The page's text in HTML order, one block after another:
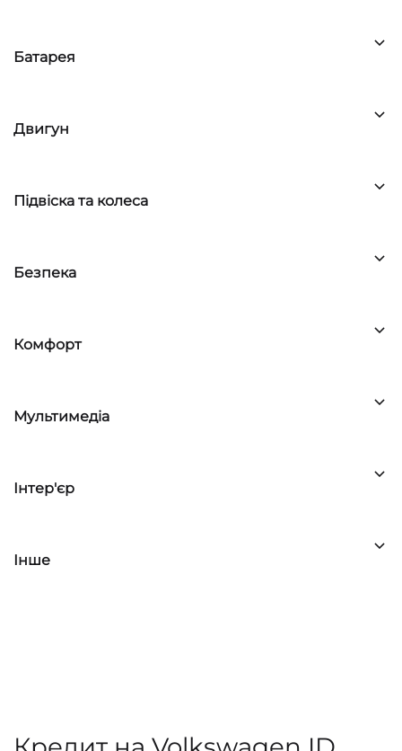
Батарея
Двигун
Підвіска та колеса
Безпека
Комфорт
Мультимедіа
Інтер'єр
Інше